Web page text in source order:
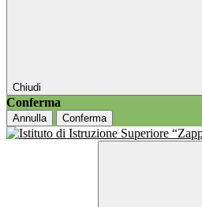
Chiudi
Conferma
Annulla Conferma